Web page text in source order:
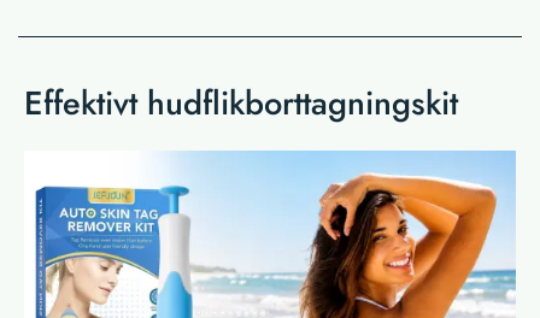
Effektivt hudflikborttagningskit